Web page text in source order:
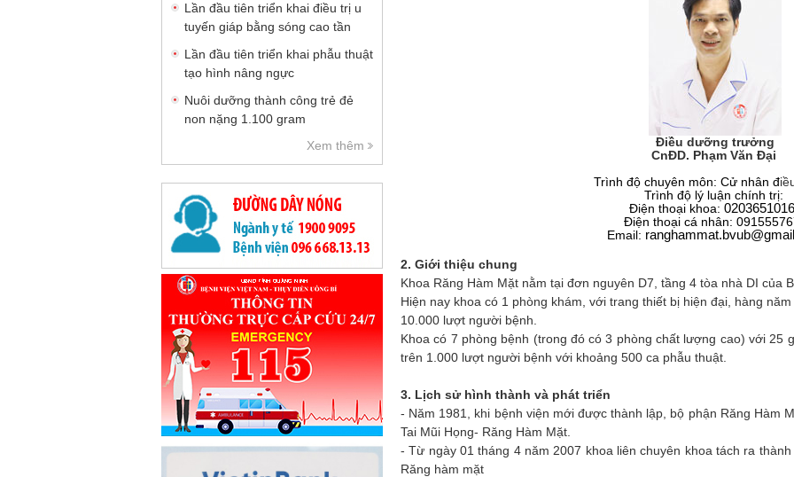
Lần đầu tiên triển khai điều trị u
tuyến giáp bằng sóng cao tần
Lần đầu tiên triển khai phẫu thuật
tạo hình nâng ngực
Nuôi dưỡng thành công trẻ đẻ
non nặng 1.100 gram
Xem thêm
Điều dưỡng trưởng
CnĐD. Phạm Văn Đại
Trình độ chuyên môn: Cử nhân đ
Trình độ lý luận chính trị:
Điện thoại khoa:
Điện thoại cá nhân:
Email: ranghammat.bvub@
2. Giới thiệu chung
Khoa Răng Hàm Mặt nằm tại đơn nguyên D7, tầng 4 tòa nhà DI của
Hiện nay khoa có 1 phòng khám, với trang thiết bị hiện đại, hàng
10.000 lượt người bệnh.
Khoa có 7 phòng bệnh (trong đó có 3 phòng chất lượng cao) với 25
trên 1.000 lượt người bệnh với khoảng 500 ca phẫu thuật.
3. Lịch sử hình thành và phát triển
- Năm 1981, khi bệnh viện mới được thành lập, bộ phận Răng Hàm
Tai Mũi Họng- Răng Hàm Mặt.
- Từ ngày 01 tháng 4 năm 2007 khoa liên chuyên khoa tách ra
Răng hàm mặt